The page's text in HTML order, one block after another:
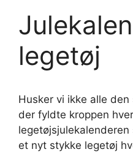
legetøj
Husker vi ikke alle
der fyldte kroppen
et nyt stykke legetøj